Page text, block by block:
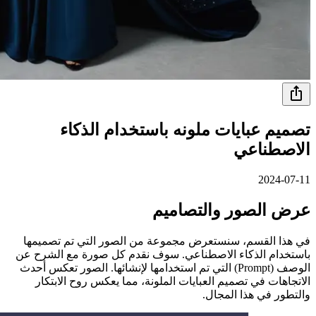
تصميم عبايات ملونه باستخدام الذكاء
الاصطناعي
2024-07-11
عرض الصور والتصاميم
في هذا القسم، سنستعرض مجموعة من الصور التي تم تصميمها
باستخدام الذكاء الاصطناعي. سوف نقدم كل صورة مع الشرح عن
الوصف (Prompt) التي تم استخدامها لإنشائها. الصور تعكس أحدث
الاتجاهات في تصميم العبايات الملونة، مما يعكس روح الابتكار
والتطور في هذا المجال.